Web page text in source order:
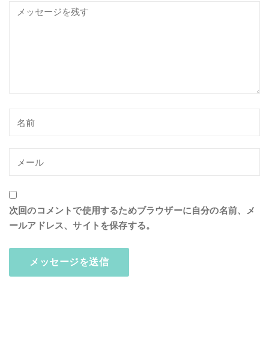
次回のコメントで使用するためブラウザーに自分の名前、メ
ールアドレス、サイトを保存する。